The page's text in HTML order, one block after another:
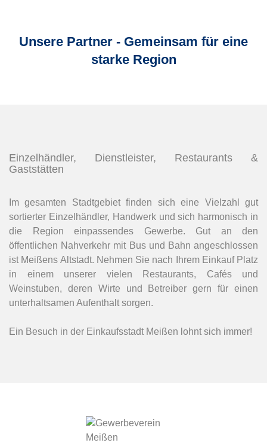
Unsere Partner - Gemeinsam für eine
starke Region
Einzelhändler, Dienstleister, Restaurants &
Gaststätten
Im gesamten Stadtgebiet finden sich eine Vielzahl gut
sortierter Einzelhändler, Handwerk und sich harmonisch in
die Region einpassendes Gewerbe. Gut an den
öffentlichen Nahverkehr mit Bus und Bahn angeschlossen
ist Meißens Altstadt. Nehmen Sie nach Ihrem Einkauf Platz
in einem unserer vielen Restaurants, Cafés und
Weinstuben, deren Wirte und Betreiber gern für einen
unterhaltsamen Aufenthalt sorgen.
Ein Besuch in der Einkaufsstadt Meißen lohnt sich immer!